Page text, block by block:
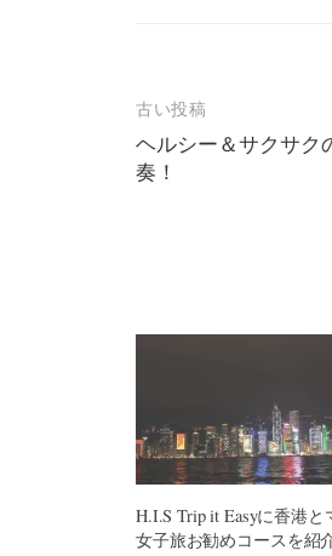
投
稿
ナ
ン
古い投稿
ヘルシー＆サクサク
奏！
H.I.S Trip it Easyに香港と
女子旅お勧めコースを紹